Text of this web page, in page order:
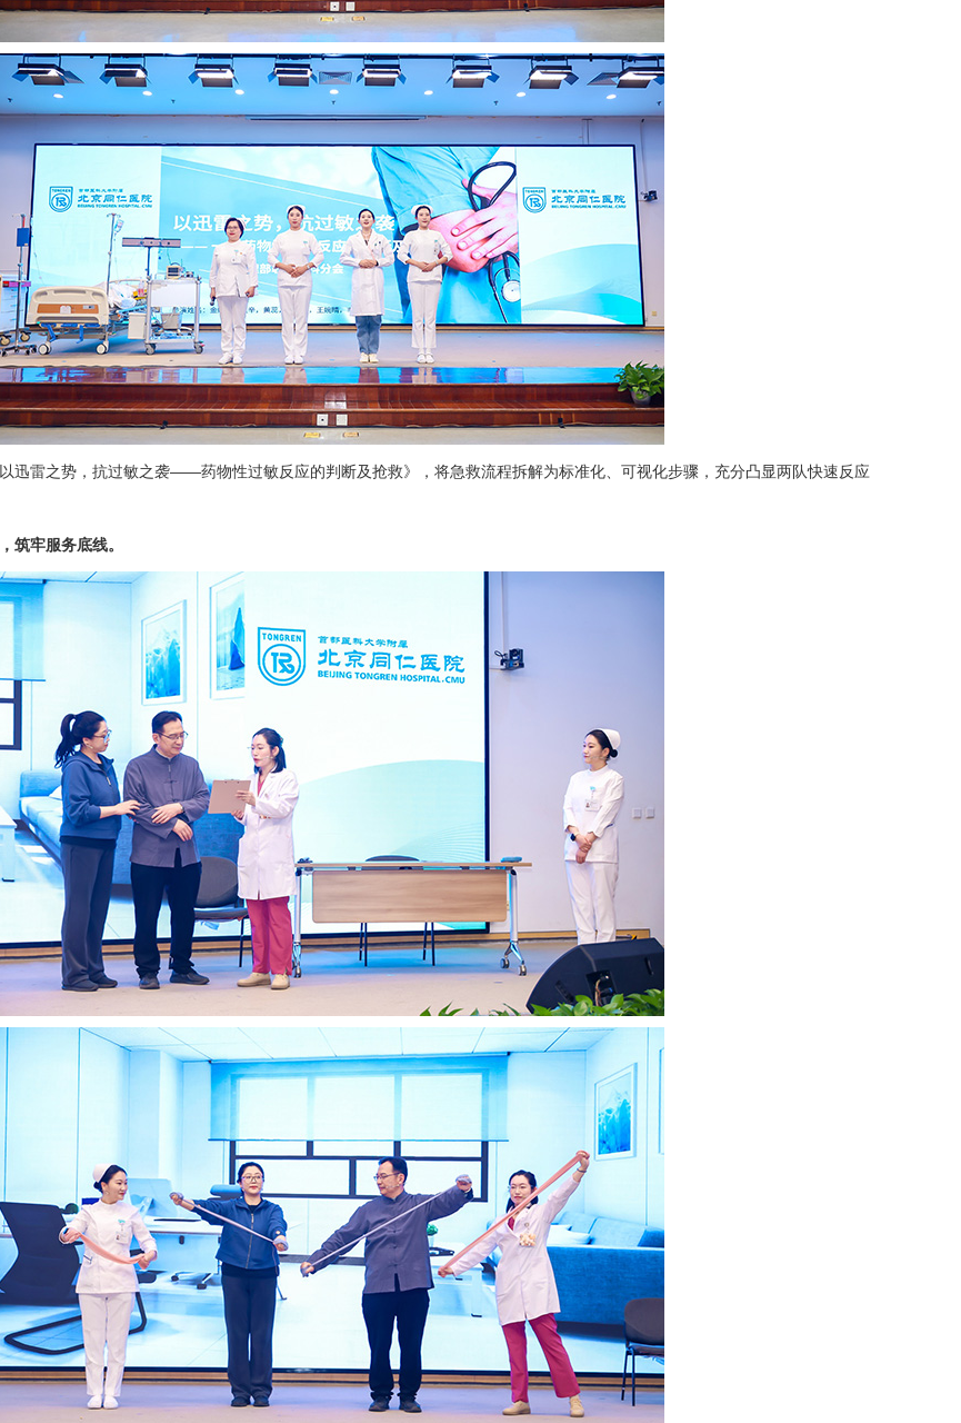
迅雷之势，抗过敏之袭——药物性过敏反应的判断及抢救》，将急救流程拆解为标准化、可视化步骤，充分凸显两队快速反应
筑牢服务底线。